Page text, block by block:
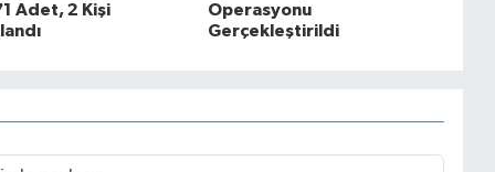
Adet, 2 Kişi
Operasyonu
Gerçekleştirildi